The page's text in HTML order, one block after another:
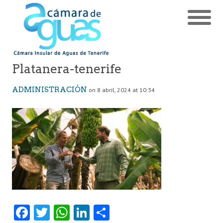
Platanera-tenerife
ADMINISTRACIÓN on 8 abril, 2024 at 10:34
Fa T W Li